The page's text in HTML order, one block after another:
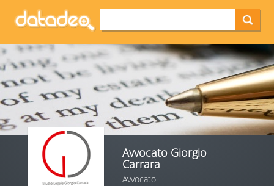
Avvocato Giorgio
Carrara
Avvocato